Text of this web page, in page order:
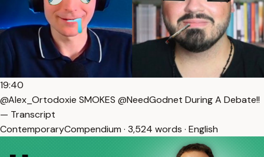
19:40
@Alex_Ortodoxie SMOKES @NeedGodnet During A Debate!!
— Transcript
ContemporaryCompendium · 3,524 words · English